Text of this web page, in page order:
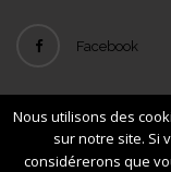
Facebook
© 2016 Classe Manager - ID
Nous utilisons des
sur notre site. Si
considérerons que